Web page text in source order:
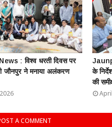
: विश्व धरती दिवस पर
जौनपुर ने मनाया अलंकरण
के
की
A COMMENT